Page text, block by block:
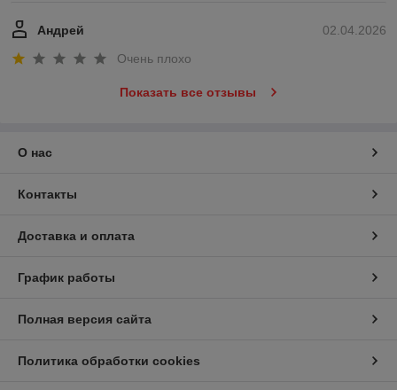
02.04.2026
Андрей
Очень плохо
Показать все отзывы
О нас
Контакты
Доставка и оплата
График работы
Полная версия сайта
Политика обработки cookies